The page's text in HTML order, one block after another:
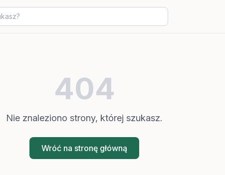
404
Nie znaleziono strony, której szukasz.
Wróć na stronę główną